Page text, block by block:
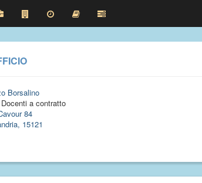
Borsalino
a contratto
84
15121